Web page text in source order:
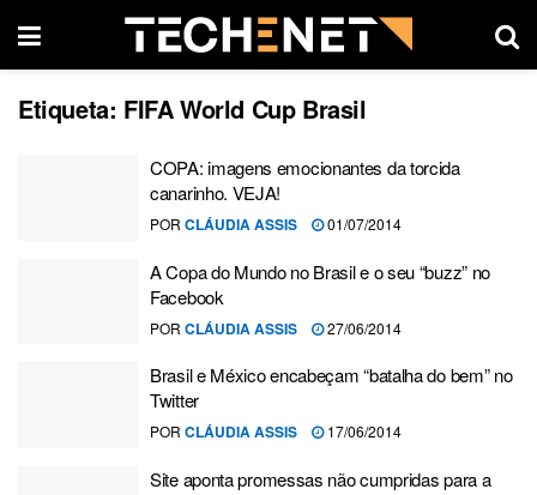
Etiqueta: FIFA World Cup Brasil
COPA: imagens emocionantes da torcida
canarinho. VEJA!
POR CLÁUDIA ASSIS 01/07/2014
A Copa do Mundo no Brasil e o seu “buzz” no
Facebook
POR CLÁUDIA ASSIS 27/06/2014
Brasil e México encabeçam “batalha do bem” no
Twitter
POR CLÁUDIA ASSIS 17/06/2014
Site aponta promessas não cumpridas para a